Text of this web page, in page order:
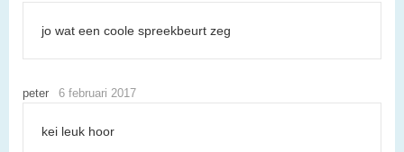
jo wat een coole spreekbeurt zeg
peter 6 februari 2017
kei leuk hoor